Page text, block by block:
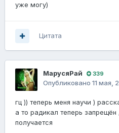
уже могу)
Цитата
МарусяРай 339
Опубликовано 11 мая,
гц )) теперь меня научи )
а то радикал теперь запрещён
получается